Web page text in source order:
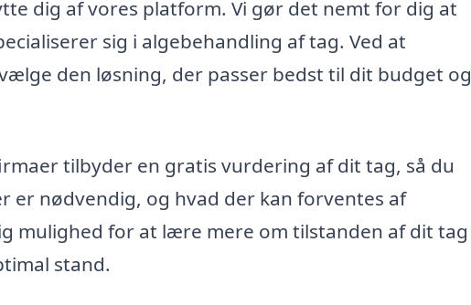
dig af vores platform. Vi gør det nemt for dig at
sig i algebehandling af tag. Ved at
den løsning, der passer bedst til dit budget og
tilbyder en gratis vurdering af dit tag, så du
er nødvendig, og hvad der kan forventes af
mulighed for at lære mere om tilstanden af dit tag
stand.